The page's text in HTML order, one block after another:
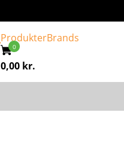
ProdukterBrands
0,00 kr.